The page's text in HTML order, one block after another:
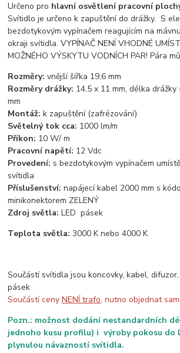
Určeno pro hlavní osvětlení pracovní
Svítidlo je určeno k zapuštění do drážky. S
bezdotykovým vypínačem reagujícím na
okraji svítidla. VYPÍNAČ NENÍ VHODNÉ
MOŽNÉHO VÝSKYTU VODNÍCH PAR! Pára
Rozměry: vnější šířka 19,6 mm
Rozměry drážky: 14,5 x 11 mm, délka
mm
Montáž: k zapuštění (zafrézování)
Světelný tok cca: 1000 lm/m
Příkon: 10 W/ m
Pracovní napětí: 12 Vdc
Provedení: s bezdotykovým vypínačem
svítidla
Příslušenství:napájecí kabel 2000 mm s
minikonektorem ZELENÝ
Zdroj světla:LED pásek
Teplota světla:3000 K nebo 4000 K
Součástí svítidla jsou koncovky, kabel,
pásek
Součástí cenyNENÍ trafo, nutno objednat
Pozn.: možnost dodání nestandardních
jednoho kusu profilu) i výroby pokosu do
plynulou návazností svítidla.